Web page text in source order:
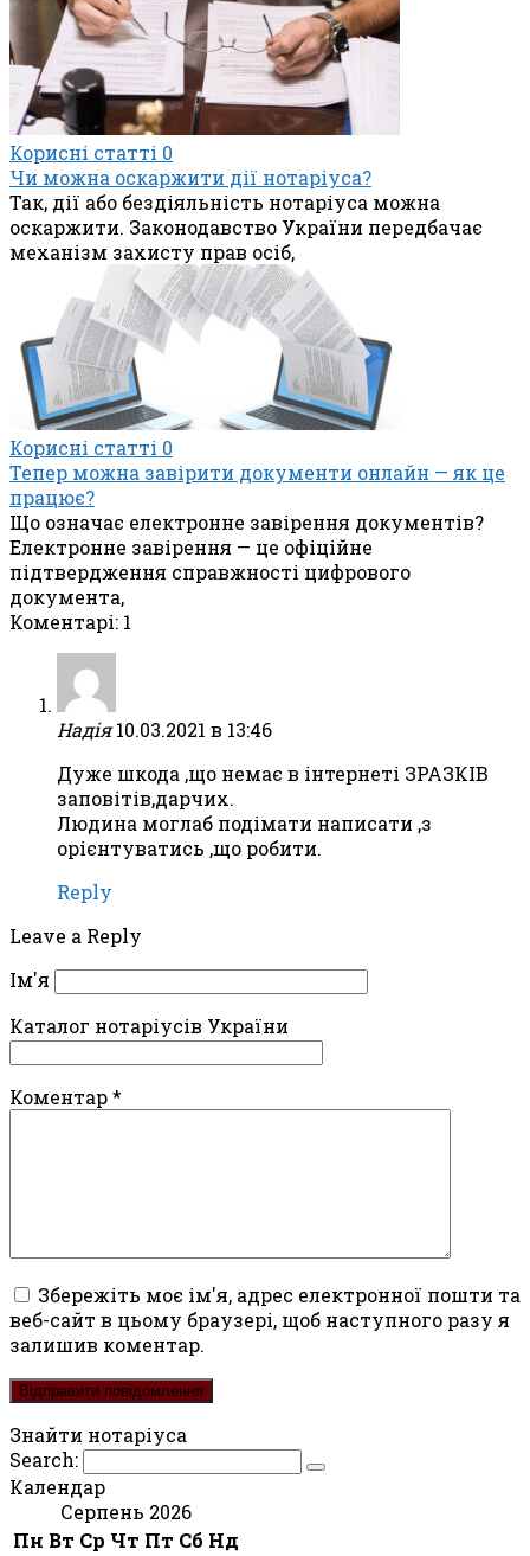
Корисні статті 0
Чи можна оскаржити дії нотаріуса?
Так, дії або бездіяльність нотаріуса можна
оскаржити. Законодавство України передбачає
механізм захисту прав осіб,
Корисні статті 0
Тепер можна завірити документи онлайн — як це
працює?
Що означає електронне завірення документів?
Електронне завірення — це офіційне
підтвердження справжності цифрового
документа,
Коментарі: 1
Надія 10.03.2021 в 13:46
Дуже шкода ,що немає в інтернеті ЗРАЗКІВ
заповітів,дарчих.
Людина моглаб подімати написати ,з
орієнтуватись ,що робити.
Reply
Leave a Reply
Ім'я
Каталог нотаріусів України
Коментар*
Збережіть моє ім'я, адрес електронної пошти та
веб-сайт в цьому браузері, щоб наступного разу я
залишив коментар.
Знайти нотаріуса
Search:
Календар
Серпень 2026
Пн Вт Ср Чт Пт Сб Нд